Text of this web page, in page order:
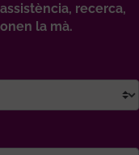
recerca,
la mà.